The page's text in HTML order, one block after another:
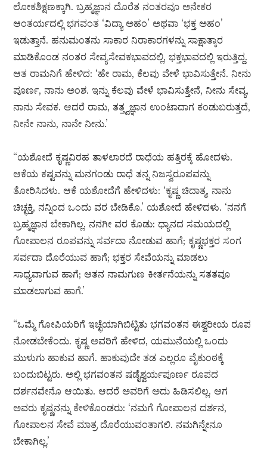
ಲೋಕಶಿಕ್ಷಣಕ್ಕಾಗಿ. ಬ್ರಹ್ಮಜ್ಞಾನ ದೊರೆತ ನಂತರವೂ ಅನೇಕರ
ಆಂತರ್ಯದಲ್ಲಿ ಭಗವಂತ ‘ವಿದ್ಯಾ ಅಹಂ’ ಅಥವಾ ‘ಭಕ್ತ ಅಹಂ’
ಇಡುತ್ತಾನೆ. ಹನುಮಂತನು ಸಾಕಾರ ನಿರಾಕಾರಗಳನ್ನು ಸಾಕ್ಷಾತ್ಕಾರ
ಮಾಡಿಕೊಂಡ ನಂತರ ಸೇವ್ಯಸೇವಕಭಾವದಲ್ಲಿ, ಭಕ್ತಭಾವದಲ್ಲಿ ಇರುತ್ತಿದ್ದ.
ಆತ ರಾಮನಿಗೆ ಹೇಳಿದ: ‘ಹೇ ರಾಮ, ಕೆಲವು ವೇಳೆ ಭಾವಿಸುತ್ತೇನೆ. ನೀನು
ಪೂರ್ಣ, ನಾನು ಅಂಶ. ಇನ್ನು ಕೆಲವು ವೇಳೆ ಭಾವಿಸುತ್ತೇನೆ, ನೀನು ಸೇವ್ಯ,
ನಾನು ಸೇವಕ. ಆದರೆ ರಾಮ, ತತ್ತ್ವಜ್ಞಾನ ಉಂಟಾದಾಗ ಕಂಡುಬರುತ್ತದೆ,
ನೀನೇ ನಾನು, ನಾನೇ ನೀನು.’
“ಯಶೋದೆ ಕೃಷ್ಣವಿರಹ ತಾಳಲಾರದೆ ರಾಧೆಯ ಹತ್ತಿರಕ್ಕೆ ಹೋದಳು.
ಆಕೆಯ ಕಷ್ಟವನ್ನು ಮನಗಂಡು ರಾಧೆ ತನ್ನ ನಿಜಸ್ವರೂಪವನ್ನು
ತೋರಿಸಿದಳು. ಆಕೆ ಯಶೋದೆಗೆ ಹೇಳಿದಳು: ‘ಕೃಷ್ಣ ಚಿದಾತ್ಮ, ನಾನು
ಚಿಚ್ಛಕ್ತಿ, ನನ್ನಿಂದ ಒಂದು ವರ ಬೇಡಿಕೊ.’ ಯಶೋದೆ ಹೇಳಿದಳು. ‘ನನಗೆ
ಬ್ರಹ್ಮಜ್ಞಾನ ಬೇಕಾಗಿಲ್ಲ. ನನಗೀ ವರ ಕೊಡು: ಧ್ಯಾನದ ಸಮಯದಲ್ಲಿ
ಗೋಪಾಲನ ರೂಪವನ್ನು ಸರ್ವದಾ ನೋಡುವ ಹಾಗೆ; ಕೃಷ್ಣಭಕ್ತರ ಸಂಗ
ಸರ್ವದಾ ದೊರೆಯುವ ಹಾಗೆ; ಭಕ್ತರ ಸೇವೆಯನ್ನು ಮಾಡಲು
ಸಾಧ್ಯವಾಗುವ ಹಾಗೆ; ಆತನ ನಾಮಗುಣ ಕೀರ್ತನೆಯನ್ನು ಸತತವೂ
ಮಾಡಲಾಗುವ ಹಾಗೆ.’
“ಒಮ್ಮೆ ಗೋಪಿಯರಿಗೆ ಇಚ್ಛೆಯಾಗಿಬಿಟ್ಟಿತು ಭಗವಂತನ ಈಶ್ವರೀಯ ರೂಪ
ನೋಡಬೇಕೆಂದು. ಕೃಷ್ಣ ಅವರಿಗೆ ಹೇಳಿದ, ಯಮುನೆಯಲ್ಲಿ ಒಂದು
ಮುಳುಗು ಹಾಕುವ ಹಾಗೆ. ಹಾಕುವುದೇ ತಡ ಎಲ್ಲರೂ ವೈಕುಂಠಕ್ಕೆ
ಬಂದುಬಿಟ್ಟರು. ಅಲ್ಲಿ ಭಗವಂತನ ಷಡೈಶ್ವರ್ಯಪೂರ್ಣ ರೂಪದ
ದರ್ಶನವೇನೊ ಆಯಿತು. ಆದರೆ ಅವರಿಗೆ ಅದು ಹಿಡಿಸಲಿಲ್ಲ. ಆಗ
ಅವರು ಕೃಷ್ಣನನ್ನು ಕೇಳಿಕೊಂಡರು: ‘ನಮಗೆ ಗೋಪಾಲನ ದರ್ಶನ,
ಗೋಪಾಲನ ಸೇವೆ ಮಾತ್ರ ದೊರೆಯುವಂತಾಗಲಿ. ನಮಗಿನ್ನೇನೂ
ಬೇಕಾಗಿಲ್ಲ.’